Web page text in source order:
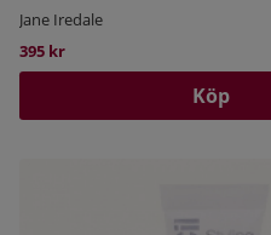
Jane Iredale
395 kr
Köp